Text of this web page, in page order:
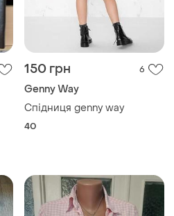
150 грн 6
Genny Way
Спідниця genny way
40